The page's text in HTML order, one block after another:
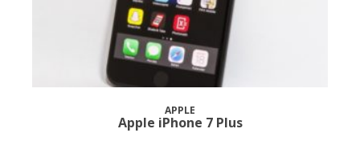
APPLE
Apple iPhone 7 Plus